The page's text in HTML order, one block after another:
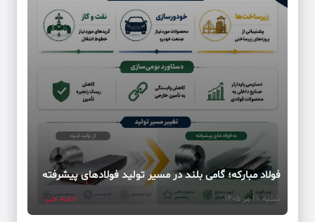
فولاد مبارکه؛ گامی بلند در مسیر تولید فولادهای پیشرفته
شنبه 17 مر 1405 ادامه خبر